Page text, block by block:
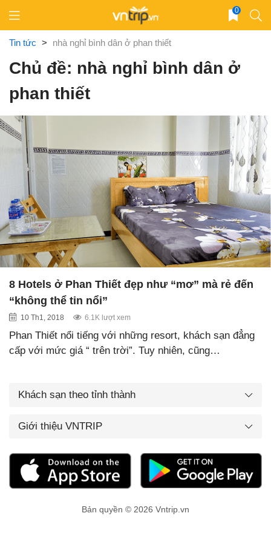
content
0
Tin tức > nhà nghỉ bình dân ở phan thiết
Chủ đề: nhà nghỉ bình dân ở
phan thiết
8 Hotels ở Phan Thiết đẹp như “mơ” mà rẻ đến
“không thể tin nổi”
10 Th1, 2018 6.1K lượt xem
Phan Thiết nổi tiếng với những resort, khách sạn đẳng
cấp với mức giá “ trên trời”. Tuy nhiên, cũng…
Khách sạn theo tỉnh thành
Giới thiệu VNTRIP
Bản quyền © 2026 Vntrip.vn